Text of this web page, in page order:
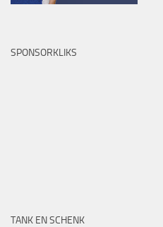
SPONSORKLIKS
TANK EN SCHENK